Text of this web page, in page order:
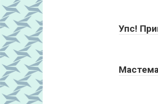
Упс!